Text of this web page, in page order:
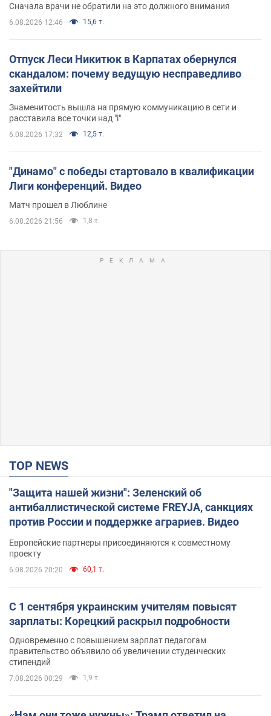
Сначала врачи не обратили на это должного внимания
6.08.2026 12:46 15,6 т.
Отпуск Леси Никитюк в Карпатах обернулся
скандалом: почему ведущую несправедливо
захейтили
Знаменитость вышла на прямую коммуникацию в сети и
расставила все точки над "i"
6.08.2026 17:32 12,5 т.
"Динамо" с победы стартовало в квалификации
Лиги конференций. Видео
Матч прошел в Люблине
6.08.2026 21:56 1,8 т.
TOP NEWS
"Защита нашей жизни": Зеленский об
антибаллистической системе FREYJA, санкциях
против России и поддержке аграриев. Видео
Европейские партнеры присоединяются к совместному
проекту
6.08.2026 20:20 60,1 т.
С 1 сентября украинским учителям повысят
зарплаты: Корецкий раскрыл подробности
Одновременно с повышением зарплат педагогам
правительство объявило об увеличении студенческих
стипендий
7.08.2026 00:29 1,9 т.